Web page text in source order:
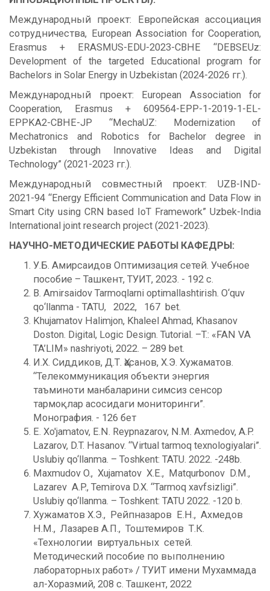
Международный проект: Европейская ассоциация
сотрудничества, European Association for Cooperation,
Erasmus + ERASMUS-EDU-2023-CBHE “DEBSEUz:
Development of the targeted Educational program for
Bachelors in Solar Energy in Uzbekistan (2024-2026 гг.).
Международный проект: European Association for
Cooperation, Erasmus + 609564-EPP-1-2019-1-EL-
EPPKA2-CBHE-JP “MechaUZ: Modernization of
Mechatronics and Robotics for Bachelor degree in
Uzbekistan through Innovative Ideas and Digital
Technology” (2021-2023 гг.).
Международный совместный проект: UZB-IND-
2021-94 “Energy Efficient Communication and Data Flow in
Smart City using CRN based IoT Framework” Uzbek-India
International joint research project (2021-2023).
НАУЧНО-МЕТОДИЧЕСКИЕ РАБОТЫ КАФЕДРЫ:
У.Б. Амирсаидов Оптимизация сетей. Учебное
пособие – Ташкент, ТУИТ, 2023. - 192 c.
B. Amirsaidov Tarmoqlarni optimallashtirish. О‘quv
qо‘llanma - TATU, 2022, 167 bet.
Khujamatov Halimjon, Khaleel Ahmad, Khasanov
Doston. Digital, Logic Design. Tutorial. –T.: «FAN VA
TA’LIM» nashriyoti, 2022. – 289 bet.
И.Х. Сиддиков, Д.Т. Ҳасанов, Х.Э. Хужаматов.
“Телекоммуникация объекти энергия
таъминоти манбаларини симсиз сенсор
тармоқлар асосидаги мониторинги”.
Монография. - 126 бет
E. Xo'jamatov, E.N. Reypnazarov, N.M. Axmedov, A.P.
Lazarov, D.T. Hasanov. “Virtual tarmoq texnologiyalari”.
Uslubiy qo‘llanma. – Toshkent: TATU. 2022. -248b.
Maxmudov O., Xujamatov X.E., Matqurbonov D.M.,
Lazarev A.P., Temirova D.X. “Tarmoq xavfsizligi”.
Uslubiy qo‘llanma. – Toshkent: TATU 2022. -120 b.
Хужаматов Х.Э., Рейпназаров Е.Н., Ахмедов
Н.М., Лазарев А.П., Тоштемиров Т.К.
«Технологии виртуальных сетей.
Методический пособие по выполнению
лабораторных работ» / ТУИТ имени Мухаммада
ал-Хоразмий, 208 с. Ташкент, 2022